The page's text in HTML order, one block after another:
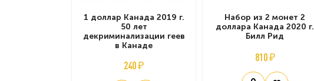
1 доллар Канада 2019 г.
50 лет
декриминализации геев
в Канаде
240 ₽
Набор из 2 монет 2
доллара Канада 2020 г.
Билл Рид
810 ₽